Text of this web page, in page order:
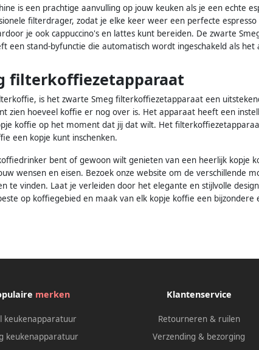
is een prachtige aanvulling op jouw keuken als je een echte
filterdrager, zodat je elke keer weer een perfecte
je ook cappuccino's en lattes kunt bereiden. De zwarte
een stand-byfunctie die automatisch wordt ingeschakeld als
filterkoffiezetapparaat
is het zwarte Smeg filterkoffiezetapparaat een
zien hoeveel koffie er nog over is. Het apparaat heeft een
koffie op het moment dat jij dat wilt. Het
een kopje kunt inschenken.
bent of gewoon wilt genieten van een heerlijk kopje
wensen en eisen. Bezoek onze website om de verschillende
te vinden. Laat je verleiden door het elegante en stijlvolle
op koffiegebied en maak van elk kopje koffie een bijzondere
merken
keukenapparatuur
keukenapparatuur
Klantenservice
Retourneren & ruilen
Verzending & bezorging